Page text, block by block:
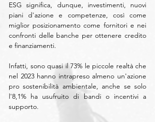
ESG significa, dunque, investimenti, nuovi
piani d'azione e competenze, così come
miglior posizionamento come fornitori e nei
confronti delle banche per ottenere credito
e finanziamenti.
Infatti, sono quasi il 73% le piccole realtà che
nel 2023 hanno intrapreso almeno un'azione
pro sostenibilità ambientale, anche se solo
l'8,1% ha usufruito di bandi o incentivi a
supporto.